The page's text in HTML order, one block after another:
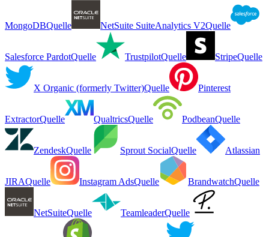
MongoDBQuelle NetSuite SuiteAnalytics V2Quelle
Salesforce PardotQuelle TrustpilotQuelle StripeQuelle
X Organic (formerly Twitter)Quelle Pinterest
ExtractorQuelle QualtricsQuelle PodbeanQuelle
ZendeskQuelle Sprout SocialQuelle Atlassian
JIRAQuelle Instagram AdsQuelle BrandwatchQuelle
NetSuiteQuelle TeamleaderQuelle